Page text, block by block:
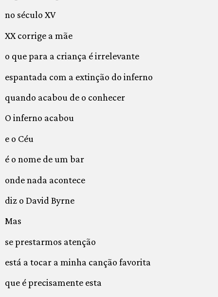
no século XV
XX corrige a mãe
o que para a criança é irrelevante
espantada com a extinção do inferno
quando acabou de o conhecer
O inferno acabou
e o Céu
é o nome de um bar
onde nada acontece
diz o David Byrne
Mas
se prestarmos atenção
está a tocar a minha canção favorita
que é precisamente esta